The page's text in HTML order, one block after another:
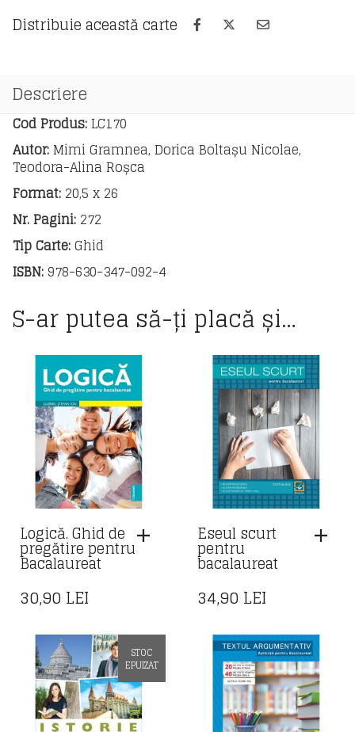
Distribuie această carte
Descriere
Cod Produs: LC170
Autor: Mimi Gramnea, Dorica Boltașu Nicolae,
Teodora-Alina Roșca
Format: 20,5 x 26
Nr. Pagini: 272
Tip Carte:Ghid
ISBN:978-630-347-092-4
S-ar putea să-ți placă și…
Logică. Ghid de
pregătire pentru
Bacalaureat
30,90 LEI
Eseul scurt
pentru
bacalaureat
34,90 LEI
STOC
EPUIZAT